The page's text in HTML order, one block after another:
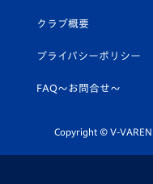
平和祈念活動
ホームタウン活動
スクール
ヴィヴィくんインスタ
公式LINE＠
クラブ概要
プライバシーポリシー
FAQ〜お問合せ〜
Copyright © V-VAREN